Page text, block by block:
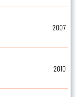
2007
2010